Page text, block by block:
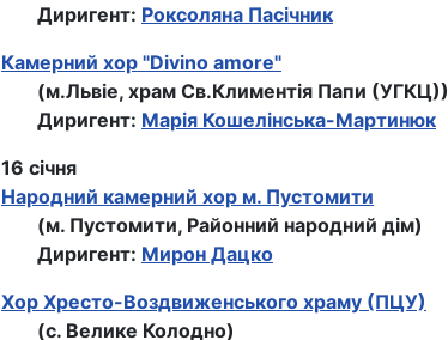
Диригент: Роксоляна Пасiчник
Камерний хор "Divino amore"
(м.Львіе, храм Св.Климентія Папи (УГКЦ))
Диригент: Марія Кошелінська-Мартинюк
16 січня
Народний камерний хор м. Пустомити
(м. Пустомити, Районний народний дім)
Диригент: Мирон Дацко
Хор Хресто-Воздвиженського храму (ПЦУ)
(с. Велике Колодно)